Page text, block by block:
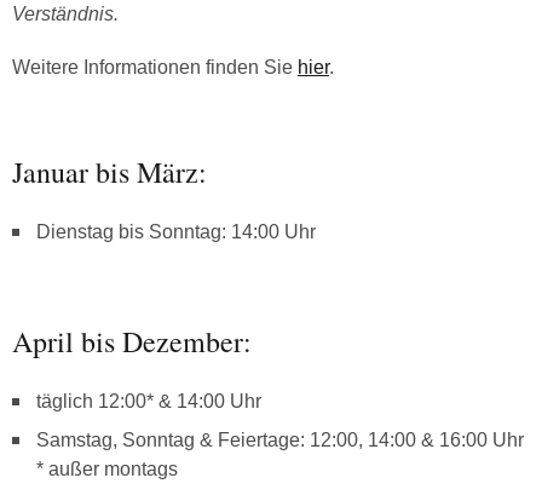
Verständnis.
Weitere Informationen finden Sie hier.
Januar bis März:
Dienstag bis Sonntag: 14:00 Uhr
April bis Dezember:
täglich 12:00* & 14:00 Uhr
Samstag, Sonntag & Feiertage: 12:00, 14:00 & 16:00 Uhr
* außer montags